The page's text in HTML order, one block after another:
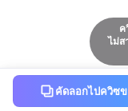
ค
ไม่ส
คัดลอกไปควิซ